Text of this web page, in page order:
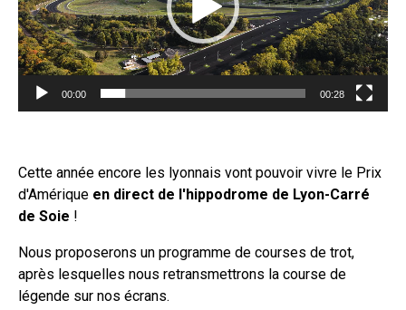
00:00 00:28
Cette année encore les lyonnais vont pouvoir vivre le Prix
d'Amérique en direct de l'hippodrome de Lyon-Carré
de Soie !
Nous proposerons un programme de courses de trot,
après lesquelles nous retransmettrons la course de
légende sur nos écrans.